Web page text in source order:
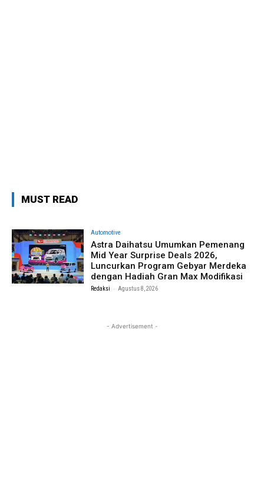
MUST READ
Automotive
Astra Daihatsu Umumkan Pemenang
Mid Year Surprise Deals 2026,
Luncurkan Program Gebyar Merdeka
dengan Hadiah Gran Max Modifikasi
Redaksi - Agustus 8, 2026
- Advertisement -